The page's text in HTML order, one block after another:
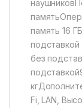
память 16
без
Fi, LAN,